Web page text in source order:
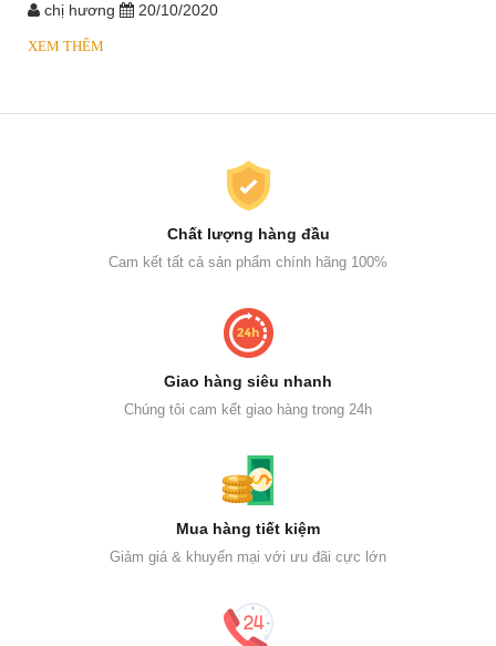
chị hương 20/10/2020
XEM THÊM
Chất lượng hàng đầu
Cam kết tất cả sản phẩm chính hãng 100%
Giao hàng siêu nhanh
Chúng tôi cam kết giao hàng trong 24h
Mua hàng tiết kiệm
Giảm giá & khuyến mại với ưu đãi cực lớn